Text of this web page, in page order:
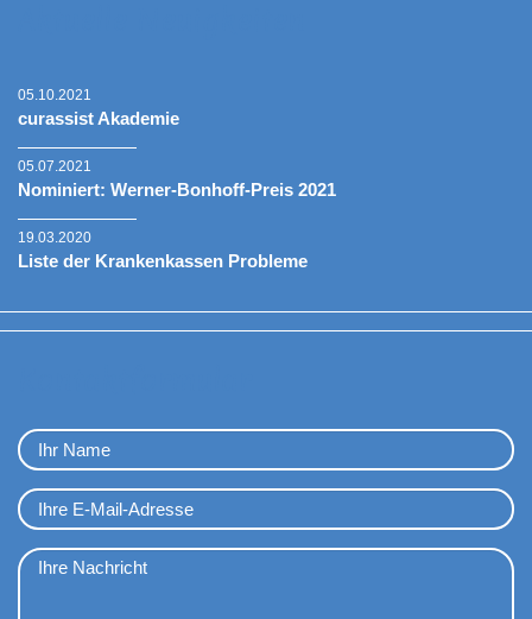
05.10.2021
curassist Akademie
05.07.2021
Nominiert: Werner-Bonhoff-Preis 2021
19.03.2020
Liste der Krankenkassen Probleme